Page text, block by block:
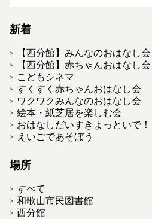
新着
【西分館】みんなのおはなし会
【西分館】赤ちゃんおはなし会
こどもシネマ
すくすく赤ちゃんおはなし会
ワクワクみんなのおはなし会
絵本・紙芝居を楽しむ会
おはなしだいすきよっといで！
えいごであそぼう
場所
すべて
和歌山市民図書館
西分館